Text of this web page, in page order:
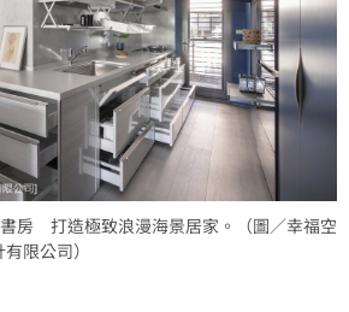
房 打造極致浪漫海景居家。（圖／幸福空
限公司）